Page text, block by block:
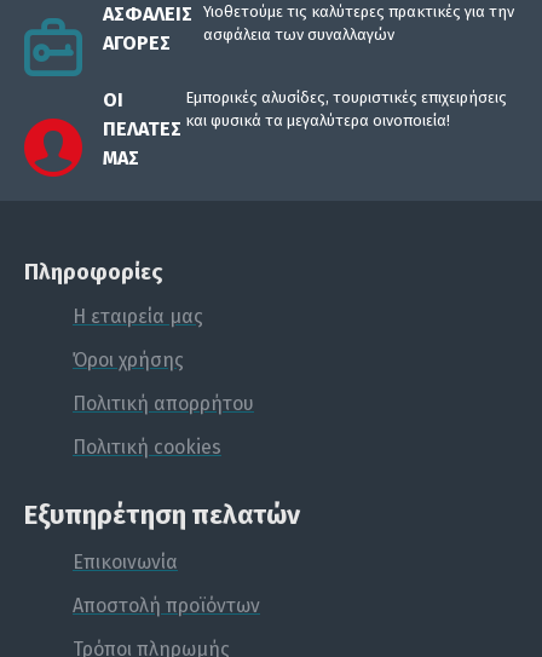
ΑΣΦΑΛΕΊΣ
ΑΓΟΡΈΣ
Υιοθετούμε τις καλύτερες πρακτικές για την
ασφάλεια των συναλλαγών
ΟΙ
ΠΕΛΆΤΕΣ
ΜΑΣ
Εμπορικές αλυσίδες, τουριστικές επιχειρήσεις
και φυσικά τα μεγαλύτερα οινοποιεία!
Πληροφορίες
Η εταιρεία μας
Όροι χρήσης
Πολιτική απορρήτου
Πολιτική cookies
Εξυπηρέτηση πελατών
Επικοινωνία
Αποστολή προϊόντων
Τρόποι πληρωμής